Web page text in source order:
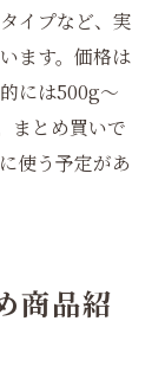
イプなど、実
ます。価格は
には500g〜
まとめ買いで
使う予定があ
商品紹